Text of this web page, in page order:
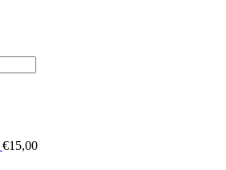
€15,00